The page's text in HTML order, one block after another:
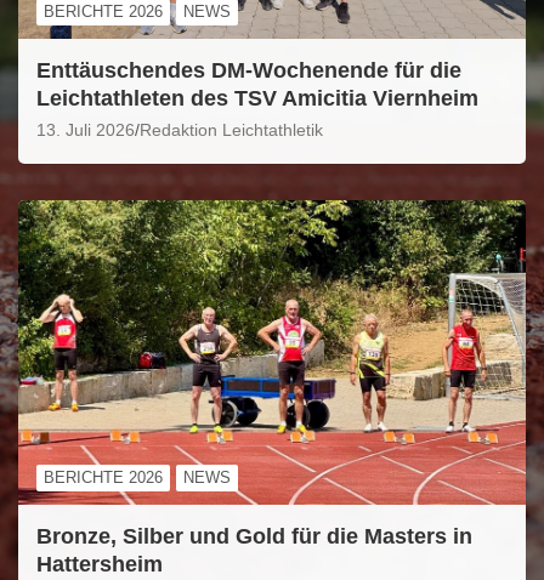
BERICHTE 2026 NEWS
Enttäuschendes DM-Wochenende für die
Leichtathleten des TSV Amicitia Viernheim
13. Juli 2026 Redaktion Leichtathletik
BERICHTE 2026 NEWS
Bronze, Silber und Gold für die Masters in
Hattersheim